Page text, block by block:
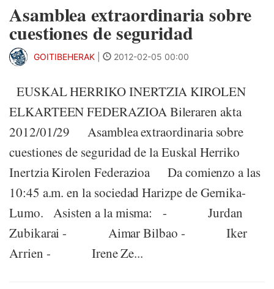
Asamblea extraordinaria sobre
cuestiones de seguridad
GOITIBEHERAK 2012-02-05 00:00
EUSKAL HERRIKO INERTZIA KIROLEN
ELKARTEEN FEDERAZIOA Bileraren akta
2012/01/29 Asamblea extraordinaria sobre
cuestiones de seguridad de la Euskal Herriko
Inertzia Kirolen Federazioa Da comienzo a las
10:45 a.m. en la sociedad Harizpe de Gernika-
Lumo. Asisten a la misma: - Jurdan
Zubikarai - Aimar Bilbao - Iker
Arrien - Irene Ze...